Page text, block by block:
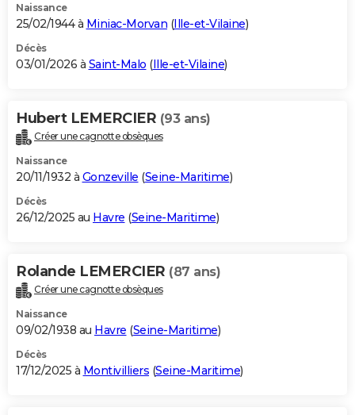
Naissance
25/02/1944 à Miniac-Morvan (Ille-et-Vilaine)
Décès
03/01/2026 à Saint-Malo (Ille-et-Vilaine)
Hubert LEMERCIER (93 ans)
Créer une cagnotte obsèques
Naissance
20/11/1932 à Gonzeville (Seine-Maritime)
Décès
26/12/2025 au Havre (Seine-Maritime)
Rolande LEMERCIER (87 ans)
Créer une cagnotte obsèques
Naissance
09/02/1938 au Havre (Seine-Maritime)
Décès
17/12/2025 à Montivilliers (Seine-Maritime)